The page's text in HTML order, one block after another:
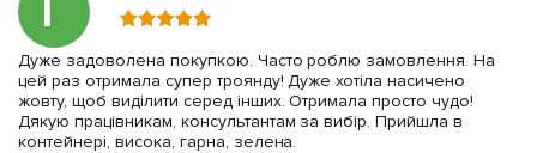
Дуже задоволена покупкою. Часто роблю замовлення. На
цей раз отримала супер троянду! Дуже хотіла насичено
жовту, щоб виділити серед інших. Отримала просто чудо!
Дякую працівникам, консультантам за вибір. Прийшла в
контейнері, висока, гарна, зелена.